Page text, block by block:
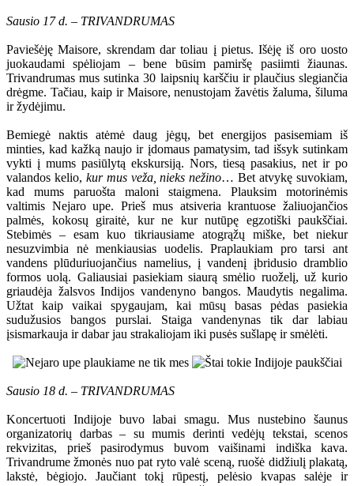
Sausio 17 d. – TRIVANDRUMAS
Paviešėję Maisore, skrendam dar toliau į pietus. Išėję iš oro uosto
juokaudami spėliojam – bene būsim pamiršę pasiimti žiaunas.
Trivandrumas mus sutinka 30 laipsnių karščiu ir plaučius slegiančia
drėgme. Tačiau, kaip ir Maisore, nenustojam žavėtis žaluma, šiluma
ir žydėjimu.
Bemiegė naktis atėmė daug jėgų, bet energijos pasisemiam iš
minties, kad kažką naujo ir įdomaus pamatysim, tad išsyk sutinkam
vykti į mums pasiūlytą ekskursiją. Nors, tiesą pasakius, net ir po
valandos kelio, kur mus veža, nieks nežino… Bet atvykę suvokiam,
kad mums paruošta maloni staigmena. Plauksim motorinėmis
valtimis Nejaro upe. Prieš mus atsiveria krantuose žaliuojančios
palmės, kokosų giraitė, kur ne kur nutūpę egzotiški paukščiai.
Stebimės – esam kuo tikriausiame atogrąžų miške, bet niekur
nesuzvimbia nė menkiausias uodelis. Praplaukiam pro tarsi ant
vandens plūduriuojančius namelius, į vandenį įbridusio dramblio
formos uolą. Galiausiai pasiekiam siaurą smėlio ruoželį, už kurio
griaudėja žalsvos Indijos vandenyno bangos. Maudytis negalima.
Užtat kaip vaikai spygaujam, kai mūsų basas pėdas pasiekia
sudužusios bangos purslai. Staiga vandenynas tik dar labiau
įsismarkauja ir dabar jau strakaliojam iki pusės sušlapę ir smėlėti.
Sausio 18 d. – TRIVANDRUMAS
Koncertuoti Indijoje buvo labai smagu. Mus nustebino šaunus
organizatorių darbas – su mumis derinti vedėjų tekstai, scenos
rekvizitas, prieš pasirodymus buvom vaišinami indiška kava.
Trivandrume žmonės nuo pat ryto valė sceną, ruošė didžiulį plakatą,
lakstė, bėgiojo. Jaučiant tokį rūpestį, pelėsio kvapas salėje ir